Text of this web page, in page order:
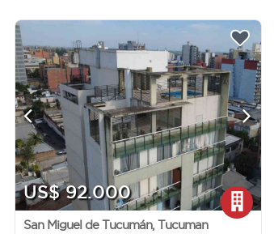
US$ 92.000
San Miguel de Tucumán, Tucuman